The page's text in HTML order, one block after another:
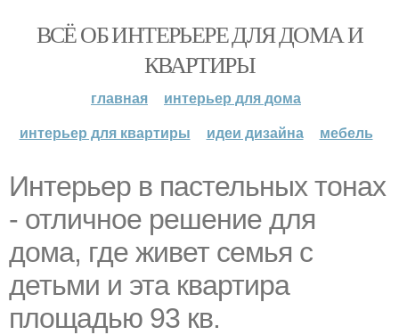
ВСЁ ОБ ИНТЕРЬЕРЕ ДЛЯ ДОМА И
КВАРТИРЫ
главная
интерьер для дома
интерьер для квартиры
идеи дизайна мебель
Интерьер в пастельных тонах
- отличное решение для
дома, где живет семья с
детьми и эта квартира
площадью 93 кв.